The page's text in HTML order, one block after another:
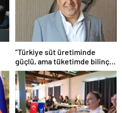
“Türkiye süt üretiminde
güçlü, ama tüketimde bilinç
şart”